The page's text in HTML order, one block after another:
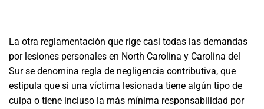
La otra reglamentación que rige casi todas las demandas
por lesiones personales en North Carolina y Carolina del
Sur se denomina regla de negligencia contributiva, que
estipula que si una víctima lesionada tiene algún tipo de
culpa o tiene incluso la más mínima responsabilidad por